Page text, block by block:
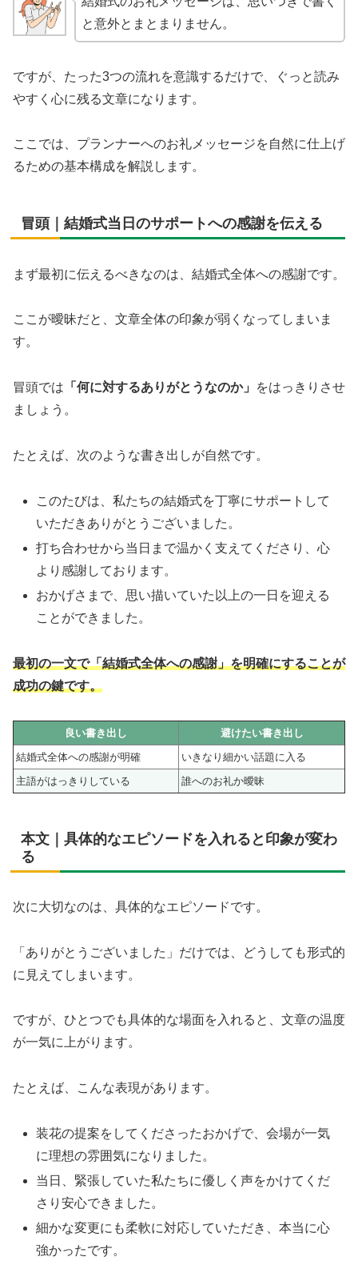
と意外とまとまりません。
ですが、たった3つの流れを意識するだけで、ぐっと読み
やすく心に残る文章になります。
ここでは、プランナーへのお礼メッセージを自然に仕上げ
るための基本構成を解説します。
冒頭｜結婚式当日のサポートへの感謝を伝える
まず最初に伝えるべきなのは、結婚式全体への感謝です。
ここが曖昧だと、文章全体の印象が弱くなってしまいま
す。
冒頭では 「何に対するありがとうなのか」
をはっきりさせ
ましょう。
たとえば、次のような書き出しが自然です。
このたびは、私たちの結婚式を丁寧にサポートして
いただきありがとうございました。
打ち合わせから当日まで温かく支えてくださり、心
より感謝しております。
おかげさまで、思い描いていた以上の一日を迎える
ことができました。
最初の一文で「結婚式全体への感謝」を明確にすることが
成功の鍵です。
良い書き出し
避けたい書き出し
結婚式全体への感謝が明確
いきなり細かい話題に入る
主語がはっきりしている
誰へのお礼か曖昧
本文｜具体的なエピソードを入れると印象が変わ
る
次に大切なのは、具体的なエピソードです。
「ありがとうございました」だけでは、どうしても形式的
に見えてしまいます。
ですが、ひとつでも具体的な場面を入れると、文章の温度
が一気に上がります。
たとえば、こんな表現があります。
装花の提案をしてくださったおかげで、会場が一気
に理想の雰囲気になりました。
当日、緊張していた私たちに優しく声をかけてくだ
さり安心できました。
細かな変更にも柔軟に対応していただき、本当に心
強かったです。